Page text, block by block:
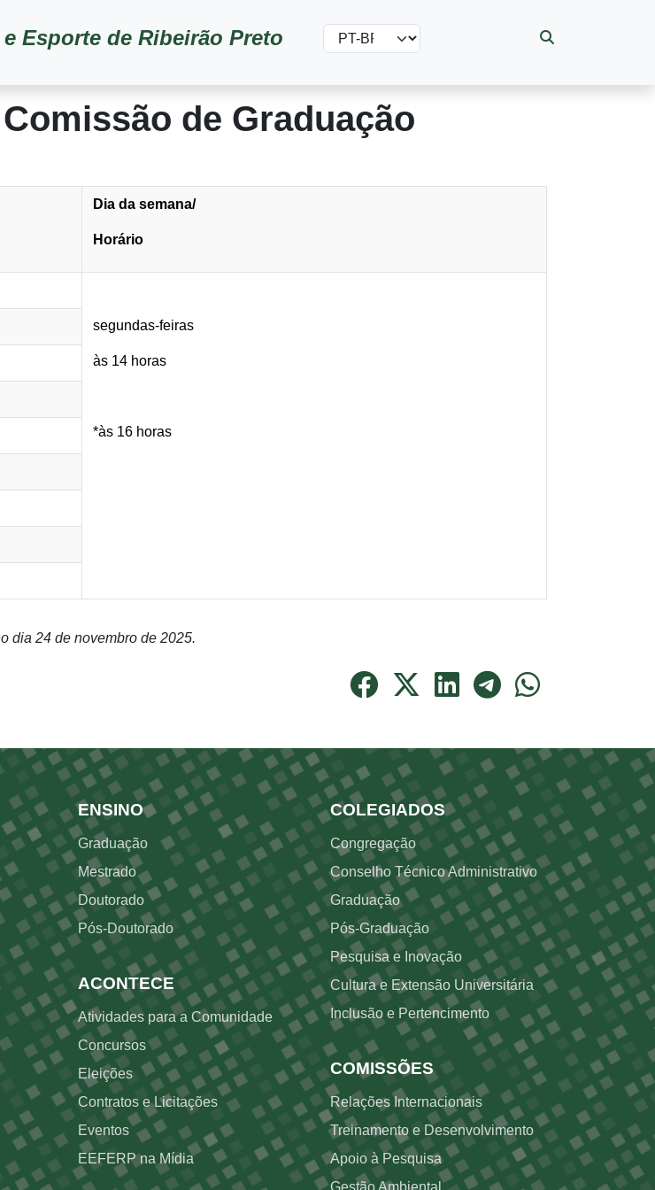
Esporte de Ribeirão Preto Select your language
de Graduação
Dia da semana/
Horário
segundas-feiras
às 14 horas
*às 16 horas
dia 24 de novembro de 2025.
Rodapé 2
ENSINO
Graduação
Mestrado
Doutorado
Pós-Doutorado
ACONTECE
Atividades para a Comunidade
Concursos
Eleições
Contratos e Licitações
Eventos
EEFERP na Mídia
Rodapé 3
COLEGIADOS
Congregação
Conselho Técnico Administrativo
Graduação
Pós-Graduação
Pesquisa e Inovação
Cultura e Extensão Universitária
Inclusão e Pertencimento
COMISSÕES
Relações Internacionais
Treinamento e Desenvolvimento
Apoio à Pesquisa
Gestão Ambiental